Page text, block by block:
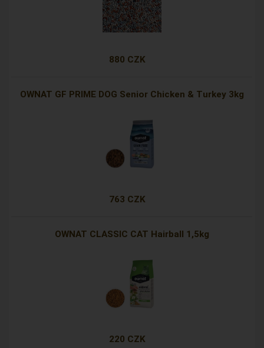
880 CZK
OWNAT GF PRIME DOG Senior Chicken & Turkey 3kg
763 CZK
OWNAT CLASSIC CAT Hairball 1,5kg
220 CZK